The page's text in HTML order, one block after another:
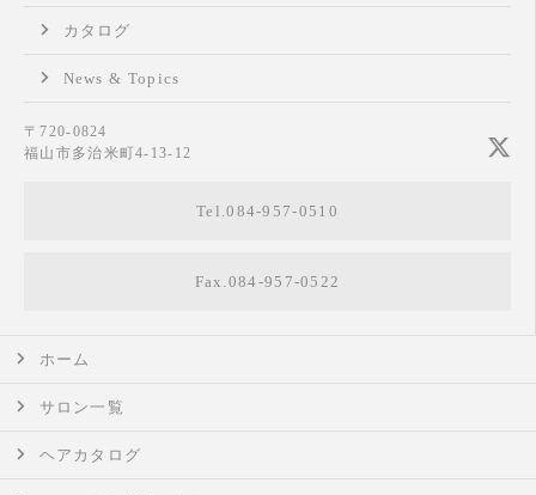
カタログ
News & Topics
〒720-0824
福山市多治米町4-13-12
Tel.084-957-0510
Fax.084-957-0522
ホーム
サロン一覧
ヘアカタログ